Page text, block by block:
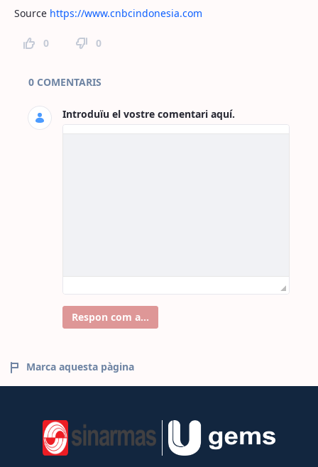
Source https://www.cnbcindonesia.com
0 0
Comentaris de la pàgina
0 COMENTARIS
Introduïu el vostre comentari aquí.
Respon com a...
Marca aquesta pàgina